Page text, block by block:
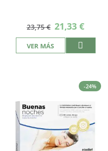
23,75 € Precio
especial
21,33 €
VER MÁS
-24%